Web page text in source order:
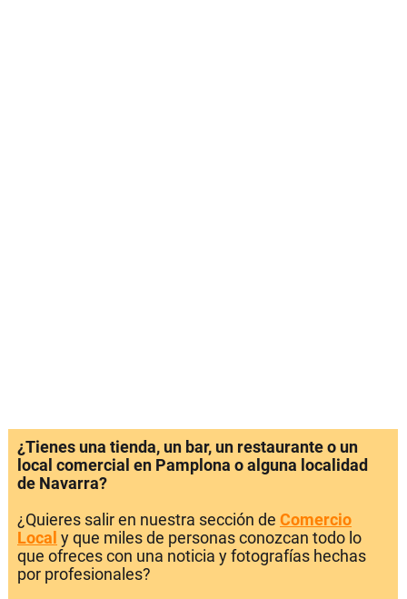
¿Tienes una tienda, un bar, un restaurante o un
local comercial en Pamplona o alguna localidad
de Navarra?
¿Quieres salir en nuestra sección de Comercio
Local y que miles de personas conozcan todo lo
que ofreces con una noticia y fotografías hechas
por profesionales?